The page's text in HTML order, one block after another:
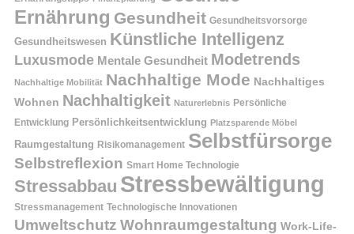
Ernährung Gesundheit Gesundheitsvorsorge
Gesundheitswesen Künstliche Intelligenz
Luxusmode Mentale Gesundheit Modetrends
Nachhaltige Mobilität Nachhaltige Mode Nachhaltiges
Wohnen Nachhaltigkeit Naturerlebnis Persönliche
Entwicklung Persönlichkeitsentwicklung Platzsparende Möbel
Raumgestaltung Risikomanagement Selbstfürsorge
Selbstreflexion Smart Home Technologie
Stressabbau Stressbewältigung
Stressmanagement Technologische Innovationen
Umweltschutz Wohnraumgestaltung Work-Life-